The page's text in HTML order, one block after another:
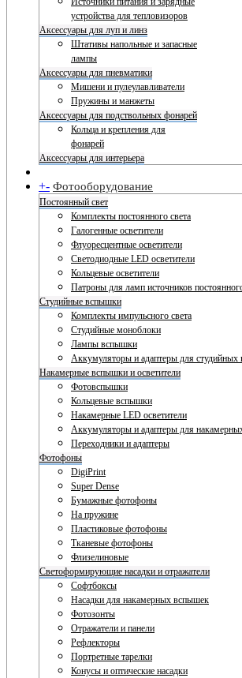
устройства для тепловизоров
Аксессуары для луп и линз
Штативы напольные и запасные
лампы
Аксессуары для пневматики
Мишени и пулеулавливатели
Пружины и манжеты
Аксессуары для подствольных фонарей
Кольца и крепления для
фонарей
Аксессуары для интерьера
+- Фотооборудование
Постоянный свет
Комплекты постоянного света
Галогенные осветители
Флуоресцентные осветители
Светодиодные LED осветители
Кольцевые осветители
Патроны для ламп источников
Студийные вспышки
Комплекты импульсного света
Студийные моноблоки
Лампы вспышки
Аккумуляторы и адаптеры для
Накамерные вспышки и осветители
Фотовспышки
Кольцевые вспышки
Накамерные LED осветители
Аккумуляторы и адаптеры для
Переходники и адаптеры
Фотофоны
DigiPrint
Super Dense
Бумажные фотофоны
На пружине
Пластиковые фотофоны
Тканевые фотофоны
Флизелиновые
Светоформирующие насадки и отражатели
Софтбоксы
Насадки для накамерных вспышек
Фотозонты
Отражатели и панели
Рефлекторы
Портретные тарелки
Конусы и оптические насадки